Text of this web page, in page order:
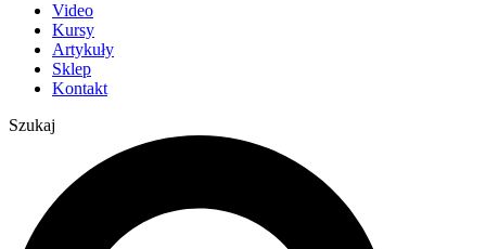
Video
Kursy
Artykuły
Sklep
Kontakt
Szukaj